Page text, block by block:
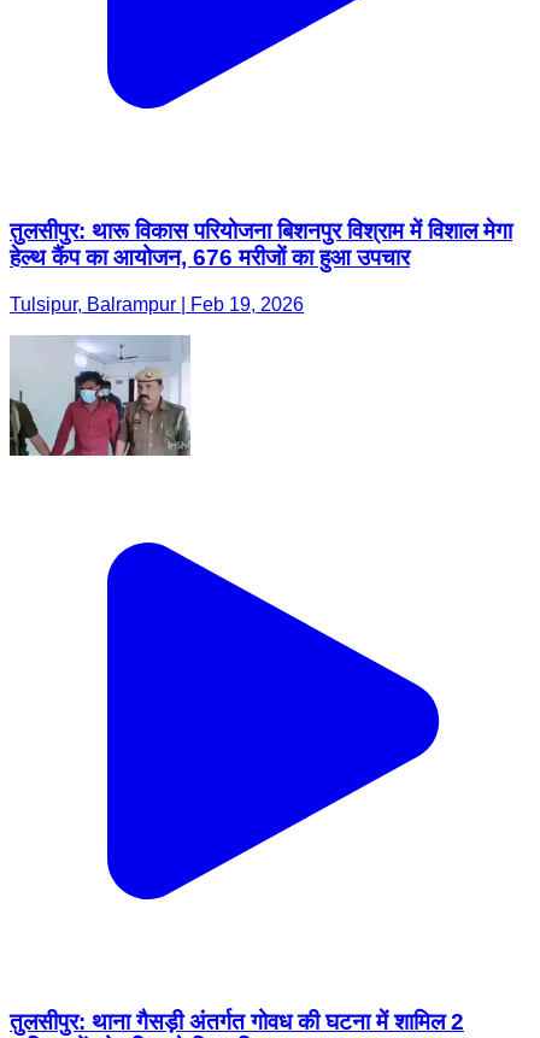
तुलसीपुर: थारू विकास परियोजना बिशनपुर विश्राम में विशाल मेगा
हेल्थ कैंप का आयोजन, 676 मरीजों का हुआ उपचार
Tulsipur, Balrampur | Feb 19, 2026
तुलसीपुर: थाना गैसड़ी अंतर्गत गोवध की घटना में शामिल 2